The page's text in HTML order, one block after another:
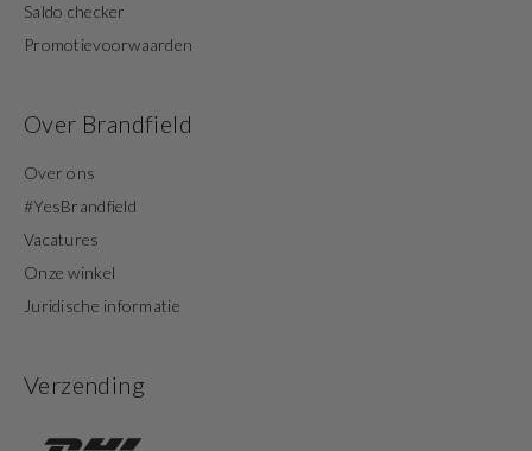
Saldo checker
Promotievoorwaarden
Over Brandfield
Over ons
#YesBrandfield
Vacatures
Onze winkel
Juridische informatie
Verzending